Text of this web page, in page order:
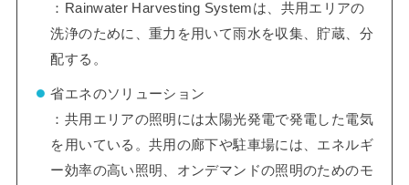
：Rainwater Harvesting Systemは、共用エリアの
洗浄のために、重力を用いて雨水を収集、貯蔵、分
配する。
省エネのソリューション
：共用エリアの照明には太陽光発電で発電した電気
を用いている。共用の廊下や駐車場には、エネルギ
ー効率の高い照明、オンデマンドの照明のためのモ